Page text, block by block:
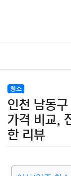
청소
인천 남동
가격 비교,
한 리뷰